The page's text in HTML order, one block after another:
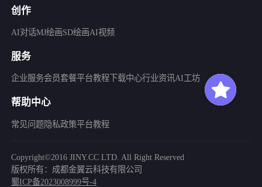
创作
AI对话MJ绘画SD绘画AI视频
服务
企业服务会员套餐平台教程 下载中心行业资讯AI工坊
帮助中心
常见问题隐私政策平台教程
Copyright©2016 JINY.CC LTD. All Right Reserved
版权所有：成都金翼云科技有限公司
蜀ICP备2023008999号-4